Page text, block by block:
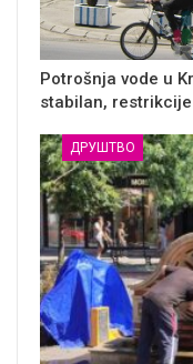
Potrošnja vode u
stabilan,
ДРУШТВО